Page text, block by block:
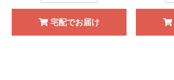
宅配でお届け